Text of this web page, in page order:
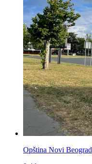
Opština Novi Beograd